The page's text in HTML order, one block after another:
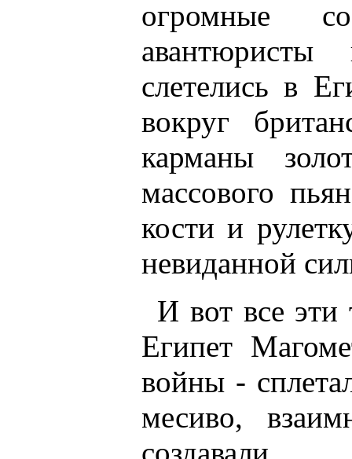
огромные
слетелись в
вокруг
карманы
массового
кости и
невиданной
И вот все эти
Египет
войны -
месиво,